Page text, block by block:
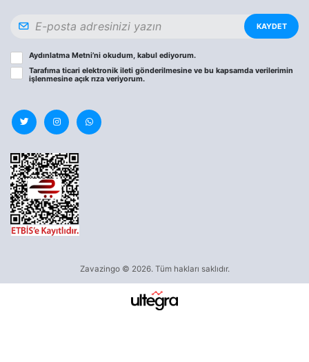
KAYDET
Aydınlatma Metni’ni okudum, kabul ediyorum.
Tarafıma ticari elektronik ileti gönderilmesine ve bu kapsamda verilerimin
işlenmesine açık rıza veriyorum.
Zavazingo © 2026. Tüm hakları saklıdır.